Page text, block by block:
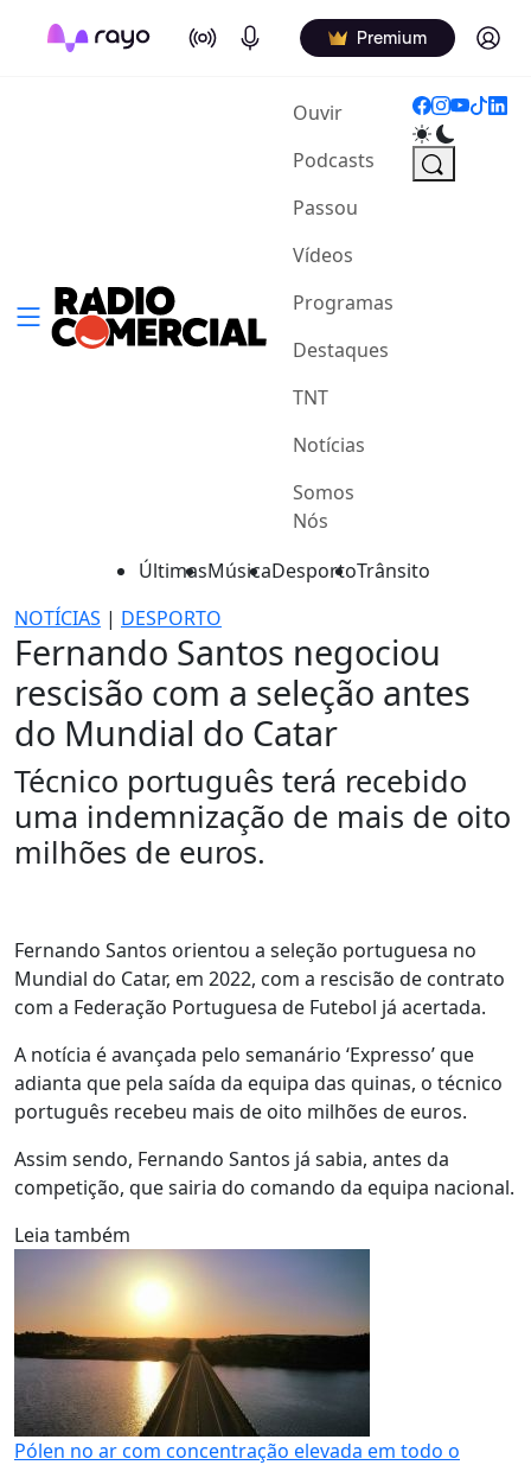
On Air Podcasts Premium Log in
Ouvir(current)
Podcasts
Passou
Vídeos
Programas
Destaques
TNT
Notícias
Somos
Nós
ÚltimasMúsicaDesportoTrânsito
NOTÍCIAS | DESPORTO
Fernando Santos negociou
rescisão com a seleção antes
do Mundial do Catar
Técnico português terá recebido
uma indemnização de mais de oito
milhões de euros.
Fernando Santos orientou a seleção portuguesa no
Mundial do Catar, em 2022, com a rescisão de contrato
com a Federação Portuguesa de Futebol já acertada.
A notícia é avançada pelo semanário ‘Expresso’ que
adianta que pela saída da equipa das quinas, o técnico
português recebeu mais de oito milhões de euros.
Assim sendo, Fernando Santos já sabia, antes da
competição, que sairia do comando da equipa nacional.
Leia também
Pólen no ar com concentração elevada em todo o